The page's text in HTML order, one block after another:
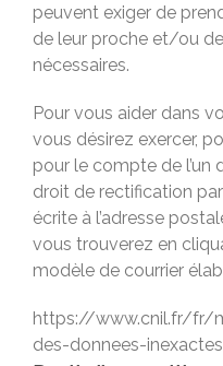
peuvent exiger de
de leur proche et/ou
nécessaires.
Pour vous aider dans
vous désirez exercer,
pour le compte de
droit de rectification
écrite à l’adresse
vous trouverez en
modèle de courrier
https://www.cnil.fr/fr/
des-donnees-